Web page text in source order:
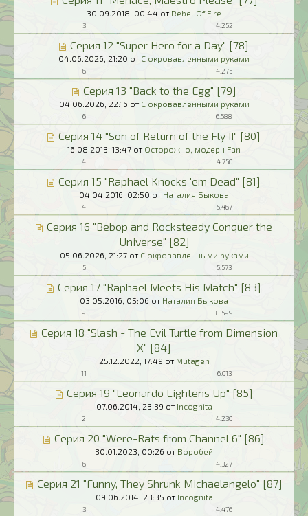
30.09.2018, 00:44 от Rebel Of Fire
3 4.252
Серия 12 "Super Hero for a Day" [78]
04.06.2026, 21:20 от С окровавленными руками
6 4.275
Серия 13 "Back to the Egg" [79]
04.06.2026, 22:16 от С окровавленными руками
6 6.588
Серия 14 "Son of Return of the Fly II" [80]
16.08.2013, 13:47 от Осторожно, модерн Fan
4 4.750
Серия 15 "Raphael Knocks 'em Dead" [81]
04.04.2016, 02:50 от Наталия Быкова
4 5.467
Серия 16 "Bebop and Rocksteady Conquer the
Universe" [82]
05.06.2026, 21:27от С окровавленными руками
5 5.573
Серия 17 "Raphael Meets His Match" [83]
03.05.2016, 05:06 от Наталия Быкова
9 8.599
Серия 18 "Slash - The Evil Turtle from Dimension
X" [84]
25.12.2022, 17:49 от Mutagen
11 6.013
Серия 19 "Leonardo Lightens Up" [85]
07.06.2014, 23:39 от Incognita
2 4.230
Серия 20 "Were-Rats from Channel 6" [86]
30.01.2023, 00:26 от Воробей
6 4.327
Серия 21 "Funny, They Shrunk Michaelangelo" [87]
09.06.2014, 23:35 от Incognita
3 4.476